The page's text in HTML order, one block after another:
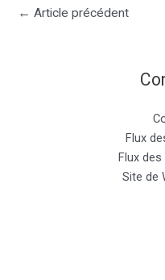
← Article précédent
Flux
Flux
Site de